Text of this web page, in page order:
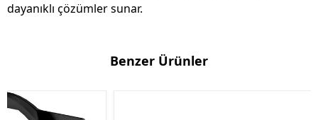
dayanıklı çözümler sunar.
Benzer Ürünler